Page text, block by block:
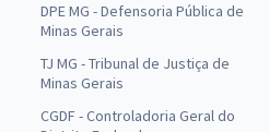
DPE MG - Defensoria Pública de
Minas Gerais
TJ MG - Tribunal de Justiça de
Minas Gerais
CGDF - Controladoria Geral do